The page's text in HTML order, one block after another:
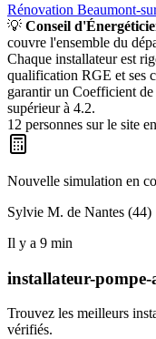
Rénovation Beaumont-
💡 Conseil
couvre l'ensemble du
Chaque installateur est
qualification RGE et ses
garantir un Coefficient
supérieur à 4.2.
12 personnes sur le site
Nouvelle simulation en
Sylvie M. de Nantes (44)
Il y a 9 min
installateur-
Trouvez les meilleurs
vérifiés.